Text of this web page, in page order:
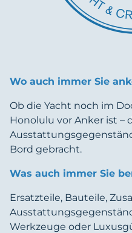
Wo auch immer Sie
Ob die Yacht noch im
Honolulu vor Anker ist –
Bord gebracht.
Was auch immer Sie
Ersatzteile, Bauteile,
Werkzeuge oder